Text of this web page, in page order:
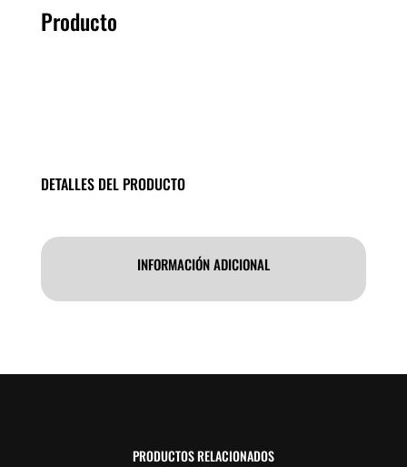
Producto
DETALLES DEL PRODUCTO
INFORMACIÓN ADICIONAL
PRODUCTOS RELACIONADOS